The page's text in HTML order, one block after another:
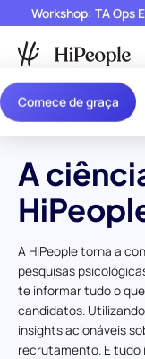
Comece de graça
Workshop: TA Ops
A
A HiPeople torna a
pesquisas
te informar tudo o
candidatos.
insights acionáveis
recrutamento. E tudo